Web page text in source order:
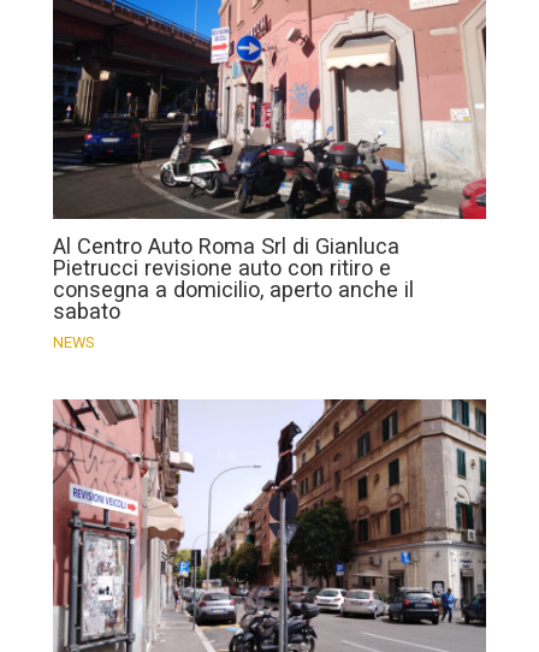
Al Centro Auto Roma Srl di Gianluca
Pietrucci revisione auto con ritiro e
consegna a domicilio, aperto anche il
sabato
NEWS